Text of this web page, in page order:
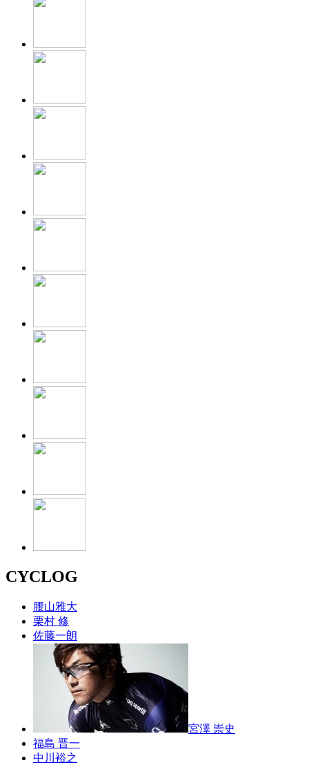
CYCLOG
腰山雅大
栗村 修
佐藤一朗
宮澤 崇史
福島 晋一
中川裕之